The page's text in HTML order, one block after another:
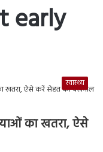
early
स्वास्थ्य
का खतरा, ऐसे